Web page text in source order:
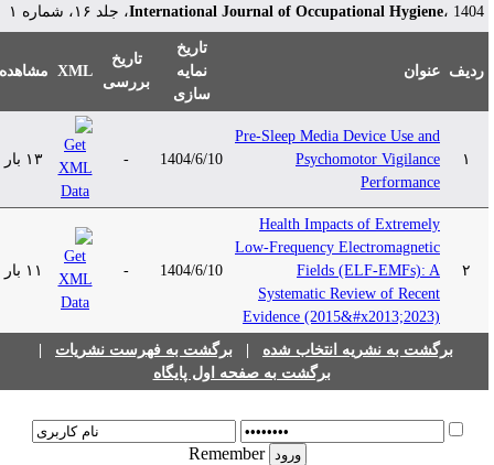
International Journal of Occupational Hygiene ، 1404، جلد ۱۶، شماره ۱
ردیف عنوان
تاریخ
نمایه
سازی
تاریخ
بررسی
XML مشاهده
Pre-Sleep Media Device Use and
Psychomotor Vigilance
Performance
1404/6/10 ۱۳ بار
Health Impacts of Extremely
Low-Frequency Electromagnetic
Fields (ELF-EMFs): A
Systematic Review of Recent
Evidence (2015&#x2013;2023)
1404/6/10 ۱۱ بار
برگشت به نشریه انتخاب شده| برگشت به فهرست نشریات|
برگشت به صفحه اول پایگاه
Remember